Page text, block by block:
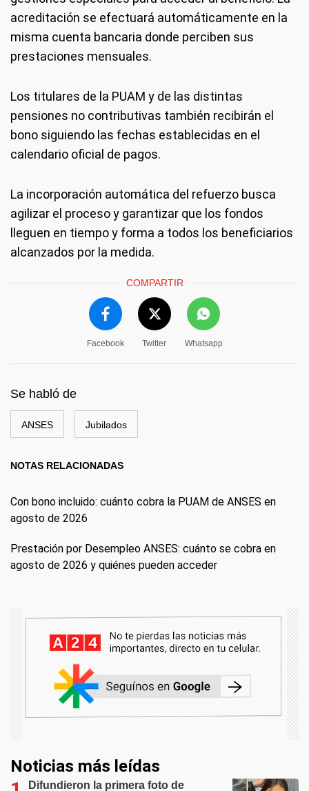
acreditación se efectuará automáticamente en la
misma cuenta bancaria donde perciben sus
prestaciones mensuales.
Los titulares de la PUAM y de las distintas
pensiones no contributivas también recibirán el
bono siguiendo las fechas establecidas en el
calendario oficial de pagos.
La incorporación automática del refuerzo busca
agilizar el proceso y garantizar que los fondos
lleguen en tiempo y forma a todos los beneficiarios
alcanzados por la medida.
COMPARTIR
Facebook Twitter Whatsapp
Se habló de
ANSES Jubilados
NOTAS RELACIONADAS
Con bono incluido: cuánto cobra la PUAM de ANSES en
agosto de 2026
Prestación por Desempleo ANSES: cuánto se cobra en
agosto de 2026 y quiénes pueden acceder
Noticias más leídas
Difundieron la primera foto de